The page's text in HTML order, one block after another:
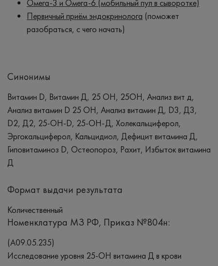
Омега-3 и Омега-6 (мобильный пул в сыворотке)
Первичный приём эндокринолога (поможет
разобраться, с чего начать)
Синонимы
Витамин D, Витамин Д, 25 ОН, 25ОН, Анализ вит д,
Анализ витамин D 25 OH, Анализ витамин Д, D3, Д3,
D2, Д2, 25-OH-D, 25-ОН-Д, Холекальциферол,
Эргокальциферол, Кальцидиол, Дефицит витамина Д,
Гиповитаминоз D, Остеопороз, Рахит, Избыток витамина
Д
Формат выдачи результата
Количественный
Номенклатура МЗ РФ, Приказ №804н:
(A09.05.235)
Исследование уровня 25-OH витамина Д в крови